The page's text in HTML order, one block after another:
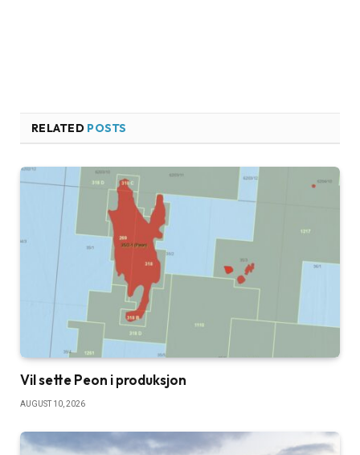
RELATED POSTS
Vil sette Peon i produksjon
AUGUST 10, 2026